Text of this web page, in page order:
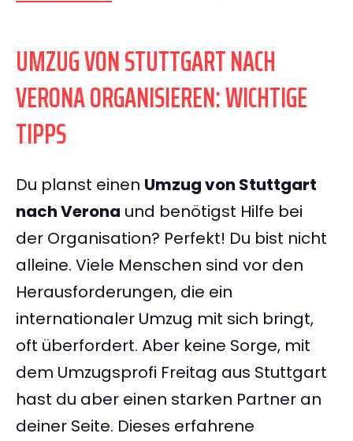
UMZUG VON STUTTGART NACH
VERONA ORGANISIEREN: WICHTIGE
TIPPS
Du planst einen Umzug von Stuttgart
nach Verona und benötigst Hilfe bei
der Organisation? Perfekt! Du bist nicht
alleine. Viele Menschen sind vor den
Herausforderungen, die ein
internationaler Umzug mit sich bringt,
oft überfordert. Aber keine Sorge, mit
dem Umzugsprofi Freitag aus Stuttgart
hast du aber einen starken Partner an
deiner Seite. Dieses erfahrene